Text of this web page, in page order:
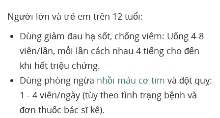
Người lớn và trẻ em trên 12 tuổi:
Dùng giảm đau hạ sốt, chống viêm: Uống 4-8
viên/lần, mỗi lần cách nhau 4 tiếng cho đến
khi hết triệu chứng.
Dùng phòng ngừa nhồi máu cơ tim và đột quỵ:
1 - 4 viên/ngày (tùy theo tình trạng bệnh và
đơn thuốc bác sĩ kê).